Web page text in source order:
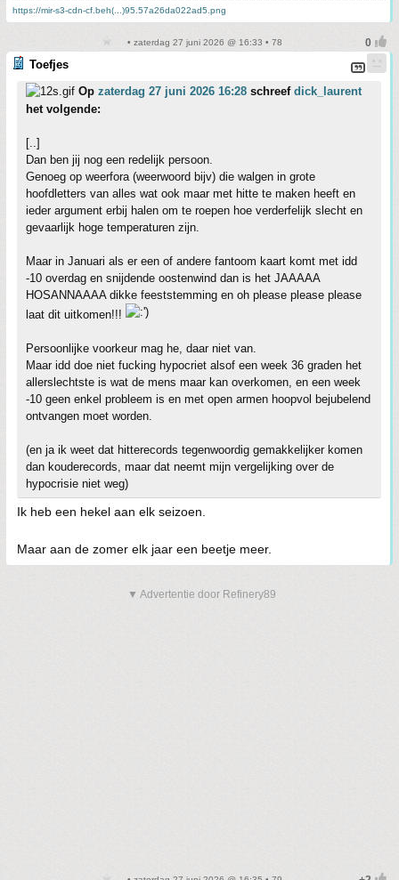
https://mir-s3-cdn-cf.beh(...)95.57a26da022ad5.png
• zaterdag 27 juni 2026 @ 16:33 • 78
Toefjes
Op zaterdag 27 juni 2026 16:28 schreef dick_laurent
het volgende:
[..]
Dan ben jij nog een redelijk persoon.
Genoeg op weerfora (weerwoord bijv) die walgen in grote
hoofdletters van alles wat ook maar met hitte te maken heeft en
ieder argument erbij halen om te roepen hoe verderfelijk slecht en
gevaarlijk hoge temperaturen zijn.
Maar in Januari als er een of andere fantoom kaart komt met idd
-10 overdag en snijdende oostenwind dan is het JAAAAA
HOSANNAAAA dikke feeststemming en oh please please please
laat dit uitkomen!!!
Persoonlijke voorkeur mag he, daar niet van.
Maar idd doe niet fucking hypocriet alsof een week 36 graden het
allerslechtste is wat de mens maar kan overkomen, en een week
-10 geen enkel probleem is en met open armen hoopvol bejubelend
ontvangen moet worden.
(en ja ik weet dat hitterecords tegenwoordig gemakkelijker komen
dan kouderecords, maar dat neemt mijn vergelijking over de
hypocrisie niet weg)
Ik heb een hekel aan elk seizoen.
Maar aan de zomer elk jaar een beetje meer.
▼ Advertentie door Refinery89